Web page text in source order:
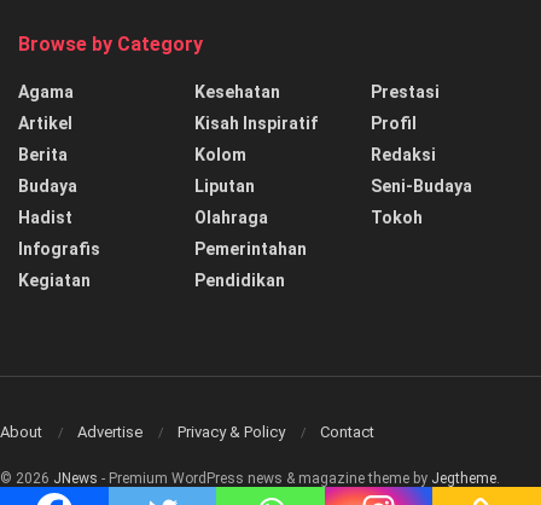
Browse by Category
Agama
Artikel
Berita
Budaya
Hadist
Infografis
Kegiatan
Kesehatan
Kisah Inspiratif
Kolom
Liputan
Olahraga
Pemerintahan
Pendidikan
Prestasi
Profil
Redaksi
Seni-Budaya
Tokoh
About Advertise Privacy & Policy Contact
© 2026 JNews - Premium WordPress news & magazine theme by Jegtheme